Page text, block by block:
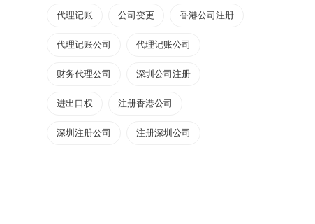
代理记账 公司变更 香港公司注册
代理记账公司 代理记账公司
财务代理公司 深圳公司注册
进出口权 注册香港公司
深圳注册公司 注册深圳公司